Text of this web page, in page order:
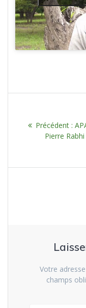
de
l’article
Précédent :
Pierre Rabhi
Votre
champs